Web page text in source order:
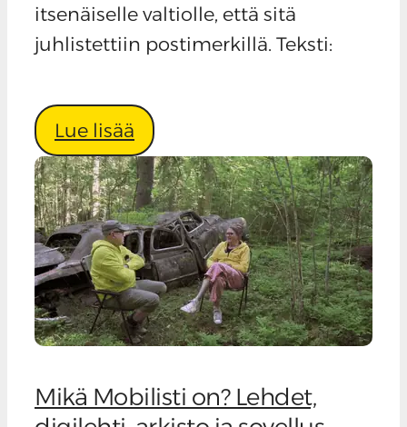
itsenäiselle valtiolle, että sitä
juhlistettiin postimerkillä. Teksti:
Lue lisää
Mikä Mobilisti on? Lehdet,